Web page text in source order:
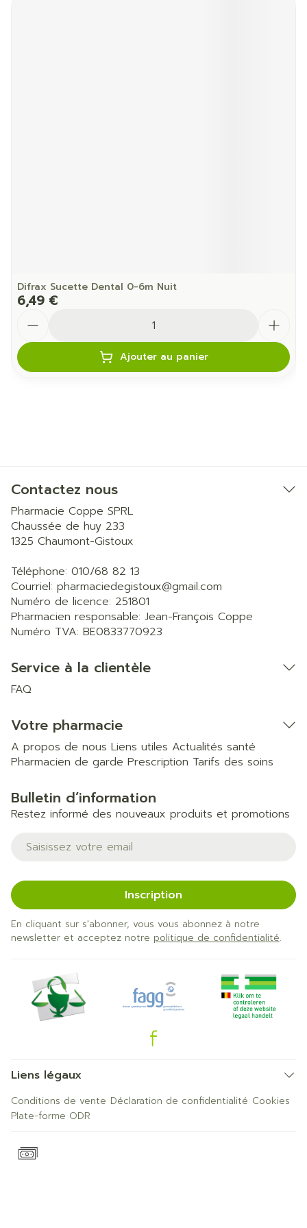
Difrax Sucette Dental 0-6m Nuit
6,49 €
Ajouter au panier
Contactez nous
Pharmacie Coppe SPRL
Chaussée de huy 233
1325 Chaumont-Gistoux
Téléphone: 010/68 82 13
Courriel: pharmaciedegistoux@gmail.com
Numéro de licence: 251801
Pharmacien responsable: Jean-François Coppe
Numéro TVA: BE0833770923
Service à la clientèle
FAQ
Votre pharmacie
A propos de nous Liens utiles Actualités santé
Pharmacien de garde Prescription Tarifs des soins
Bulletin d’information
Restez informé des nouveaux produits et promotions
Adresse mail
Inscription
En cliquant sur s'abonner, vous vous abonnez à notre
newsletter et acceptez notre politique de confidentialité.
Liens légaux
Conditions de vente Déclaration de confidentialité Cookies
Plate-forme ODR